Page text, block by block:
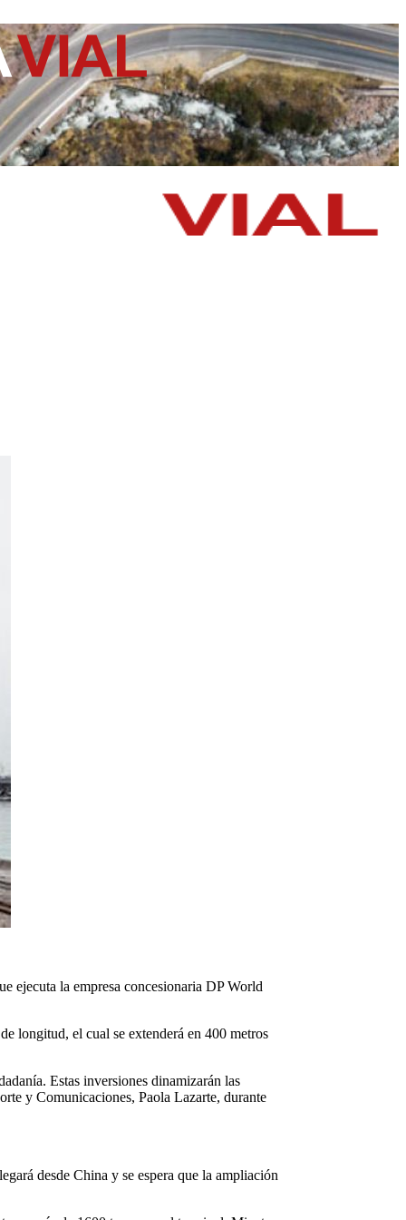
ejecuta la empresa concesionaria DP World
longitud, el cual se extenderá en 400 metros
Estas inversiones dinamizarán las
y Comunicaciones, Paola Lazarte, durante
desde China y se espera que la ampliación